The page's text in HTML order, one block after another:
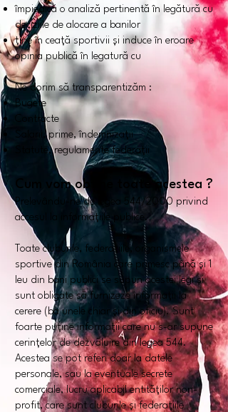
împiedică o analiză pertinentă în legătură cu
deciziile de alocare a banilor
ține în ceață sportivii și induce în eroare
opinia publică în legatură cu
Ne dorim să transparentizăm :
Bugete
Contracte
Salarii, prime, îndemnizații
Statute, regulamente federații
Cum vom obține toate acestea ?
Prelevându-ne de legea 544/2000 privind
accesul la informațiile publice.
Toate cluburile, federațiile, organismele
sportive din România care primesc până și 1
leu din bani publici se supun acestei legi și
sunt obligate să furnizeze informații la
cerere (ba unele chiar și din oficiu).Sunt
foarte puține informații care nu s-ar supune
cerințelor de dezvăluire din legea 544.
Acestea se pot referi doar la datele
personale, sau la eventuale secrete
comerciale, lucru aplicabil entităților non-
profit, care sunt cluburile și federațiile